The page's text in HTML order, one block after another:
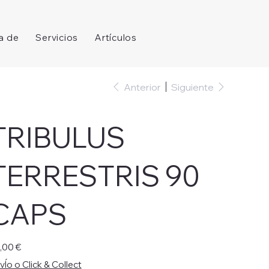
de Servicios Artículos
Iniciar sesión
Anterior Siguiente
90
€
o Click & Collect